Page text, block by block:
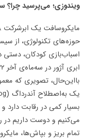
ویندوزی؛ می‌پرسید چرا؟
حوزه‌های تکنولوژی، از
اسباب‌بازی کودکان،
بااین‌حال، تصویری که
بسیار کمی در رقابت دارد
می‌کنیم و دوست داریم در
تمام بریز و بپاش‌ها،